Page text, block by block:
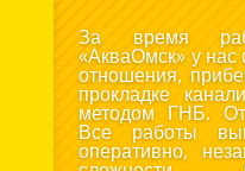
За время
«АкваОмск» у нас
отношения,
прокладке
методом ГНБ.
Все работы
оперативно,